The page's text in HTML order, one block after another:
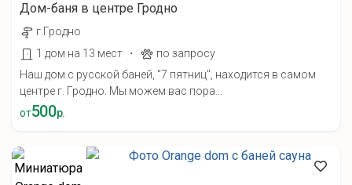
Дом-баня в центре Гродно
г.Гродно
1 дом на 13 мест
·
по запросу
Наш дом с русской баней, "7 пятниц", находится в самом
центре г. Гродно. Мы можем вас пора...
от500р.